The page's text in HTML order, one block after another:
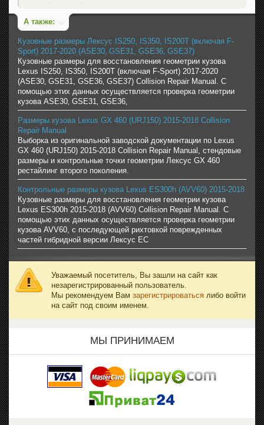
А также:
Кузовные размеры Лексус IS250, IS350, IS200T (включая F-
Sport) 2017-2020 (ASE30‚ GSE31, GSE36‚ GSE37)
Кузовные размеры для восстановления геометрии кузова
Lexus IS250, IS350, IS200T (включая F-Sport) 2017-2020
(ASE30‚ GSE31, GSE36‚ GSE37) Collision Repair Manual. С
помощью этих данных осуществляется проверка геометрии
кузова ASE30‚ GSE31‚ GSE36‚
Размеры кузова Lexus GX 460 (URJ150) 2015-2018 Collision
Repair Manual
Выборка из оригинальной заводской документации по Lexus
GX 460 (URJ150) 2015-2018 Collision Repair Manual, стендовые
размеры и контрольные точки геометрии Лексус GX 460
рестайлинг второго поколения.
Контрольные размеры кузова Lexus ES300h (AVV60) 2015-2018
Кузовные размеры для восстановления геометрии кузова
Lexus ES300h 2015-2018 (AVV60) Collision Repair Manual. С
помощью этих данных осуществляется проверка геометрии
кузова AVV60, с последующей рихтовкой поврежденных
частей гибридной версии Лексус ЕС
Уважаемый посетитель, Вы зашли на сайт как
незарегистрированный пользователь.
Мы рекомендуем Вам зарегистрироваться либо войти
на сайт под своим именем.
МЫ ПРИНИМАЕМ